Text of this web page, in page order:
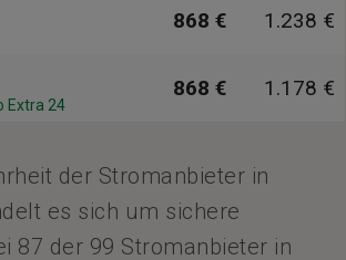
868 € 1.238 €
Extra 24
868 € 1.178 €
der Stromanbieter in
es sich um sichere
87 der 99 Stromanbieter in